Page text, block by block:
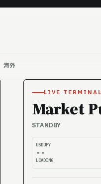
海外
LIVE TERMINAL
Market
STANDBY
USDJPY
--
LOADING